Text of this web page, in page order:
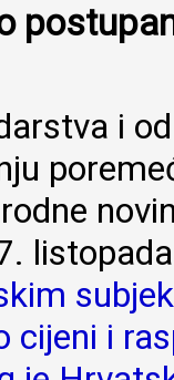
i
cijeni i